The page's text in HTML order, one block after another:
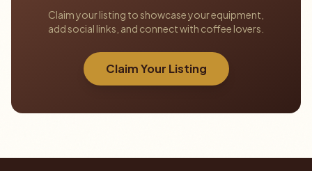
Claim your listing to showcase your equipment,
add social links, and connect with coffee lovers.
Claim Your Listing